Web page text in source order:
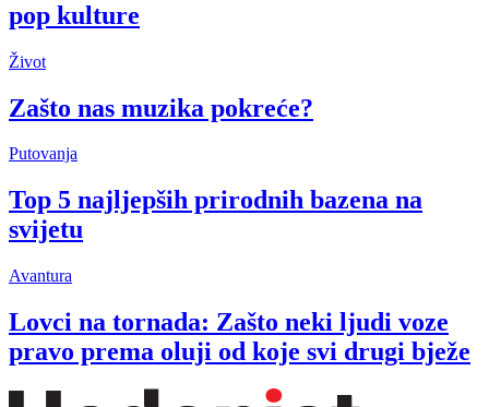
pop kulture
Život
Zašto nas muzika pokreće?
Putovanja
Top 5 najljepših prirodnih bazena na
svijetu
Avantura
Lovci na tornada: Zašto neki ljudi voze
pravo prema oluji od koje svi drugi bježe